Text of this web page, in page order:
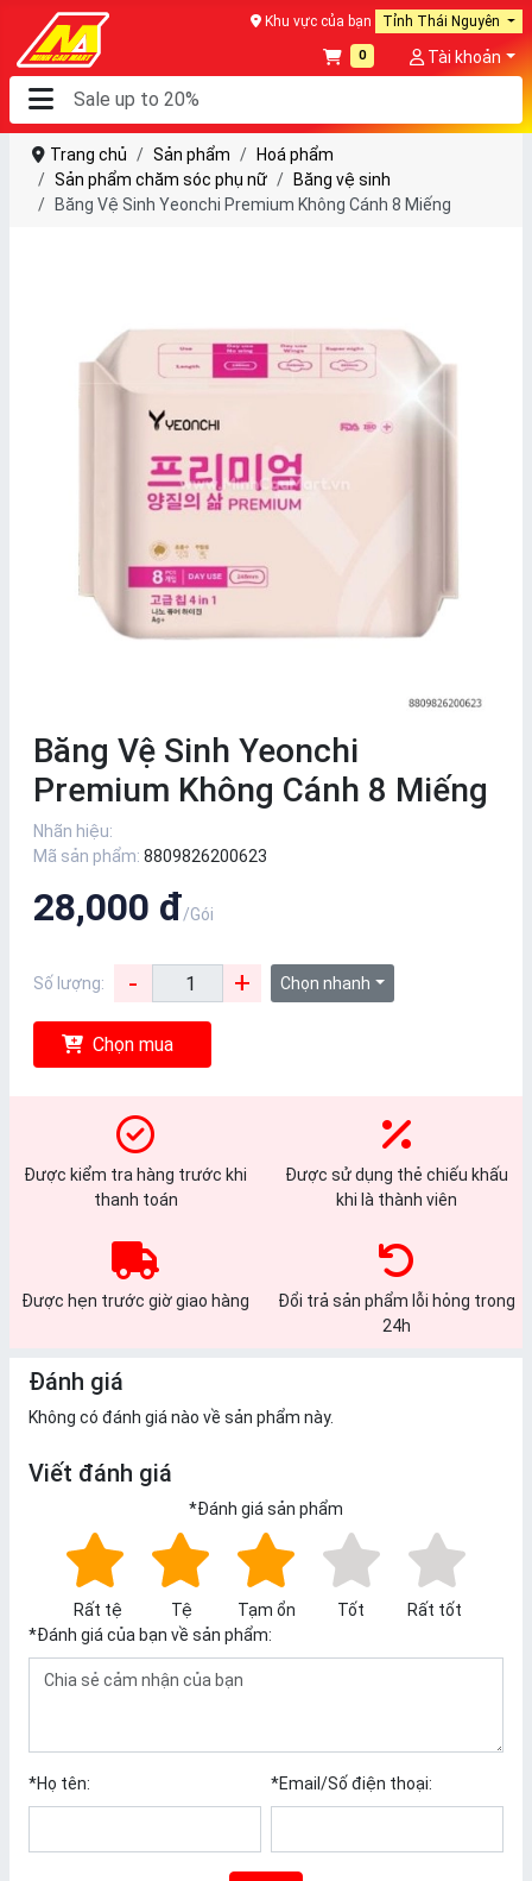
Khu vực của bạn Tỉnh Thái Nguyên
0 Tài khoản
Trang chủ Sản phẩm
Hoá phẩm
Sản phẩm chăm sóc phụ nữ
Băng vệ sinh
Băng Vệ Sinh Yeonchi Premium Không Cánh 8 Miếng
Băng Vệ Sinh Yeonchi
Premium Không Cánh 8 Miếng
Nhãn hiệu:
Mã sản phẩm: 8809826200623
28,000 đ/Gói
Số lượng: - + Chọn nhanh
Chọn mua
Được kiểm tra hàng trước khi
thanh toán
Được sử dụng thẻ chiếu khấu
khi là thành viên
Được hẹn trước giờ giao hàng
Đổi trả sản phẩm lỗi hỏng trong
24h
Đánh giá
Không có đánh giá nào về sản phẩm này.
Viết đánh giá
*Đánh giá sản phẩm
Rất tệ Tệ Tạm ổn Tốt
Rất tốt
*Đánh giá của bạn về sản phẩm:
*Họ tên: *Email/Số điện thoại: